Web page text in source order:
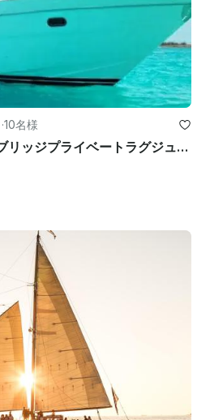
·10名様
キーウェストのフライブリッジプライベートラグジュアリーチャーター付き52フィートヨット | 最大10名様